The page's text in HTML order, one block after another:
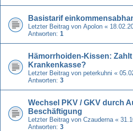
Basistarif
Letzter Beitrag von Apolon «
Antworten: 1
Hämorrhoiden-Kissen:
Krankenkasse?
Letzter Beitrag von peterkuhni «
Antworten: 3
Wechsel PKV / GKV durch
Beschäftigung
Letzter Beitrag von Czauderna «
Antworten: 3